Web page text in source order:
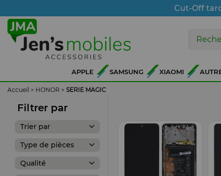
Cut-Off
APPLE SAMSUNG XIAOMI
Accueil > HONOR > SERIE MAGIC
Filtrer par
Trier par
Type de pièces
Qualité